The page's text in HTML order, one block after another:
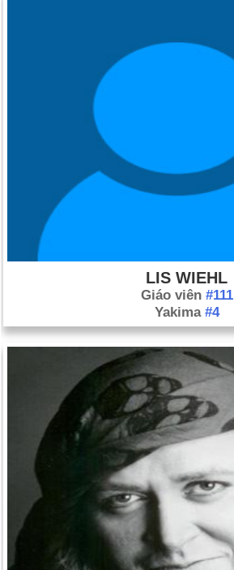
LIS WIEHL
Giáo viên #111
Yakima #4